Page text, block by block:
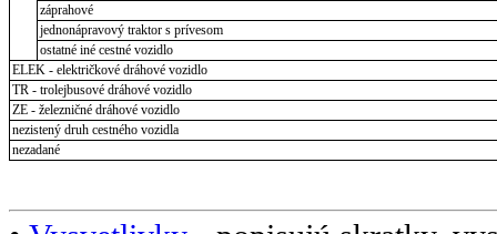
záprahové
jednonápravový traktor s prívesom
ostatné iné cestné vozidlo
ELEK - električkové dráhové vozidlo
TR - trolejbusové dráhové vozidlo
ZE - železničné dráhové vozidlo
nezistený druh cestného vozidla
nezadané